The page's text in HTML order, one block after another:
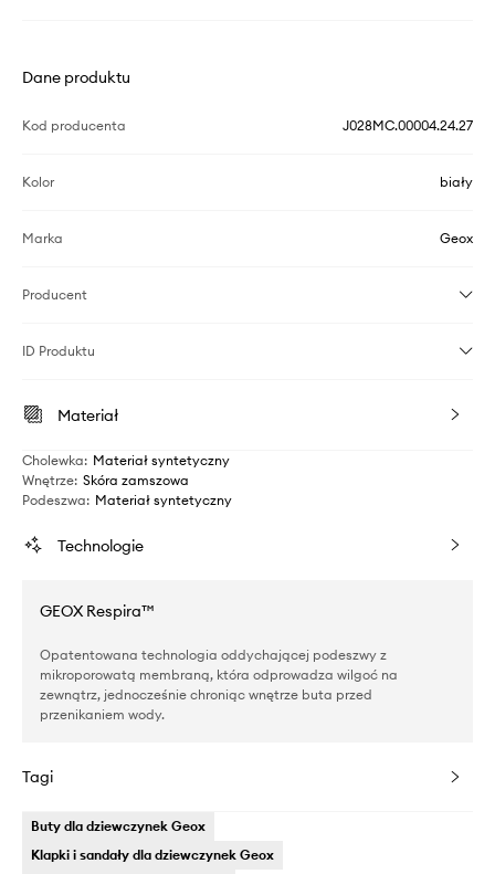
Dane produktu
Kod producenta J028MC.00004.24.27
Kolor biały
Marka Geox
Producent
ID Produktu
Materiał
Cholewka: Materiał syntetyczny
Wnętrze: Skóra zamszowa
Podeszwa: Materiał syntetyczny
Technologie
GEOX Respira™
Opatentowana technologia oddychającej podeszwy z
mikroporowatą membraną, która odprowadza wilgoć na
zewnątrz, jednocześnie chroniąc wnętrze buta przed
przenikaniem wody.
Tagi
Buty dla dziewczynek Geox
Klapki i sandały dla dziewczynek Geox